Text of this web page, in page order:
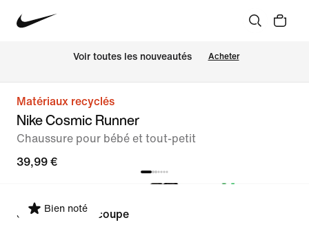
Voir toutes les nouveautés Acheter
Matériaux recyclés
Nike Cosmic Runner
Chaussure pour bébé et tout-petit
39,99 €
Bien noté
Sélectionner la coupe